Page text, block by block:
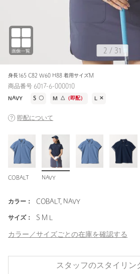
身長165 C82 W60 H88 着用サイズM
2 / 31
商品番号 6017-6-000010
NAVY S 〇 M △ （即配） L ✕
即配について
COBALT NAVY
カラー： COBALT, NAVY
サイズ： S M L
カラー／サイズごとの在庫を確認する
スタッフのスタイリン